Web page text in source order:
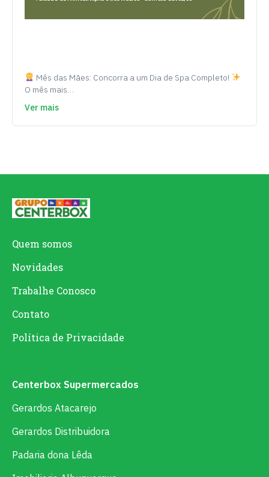
Mês das Mães: Concorra a um Dia de Spa Completo!
O mês mais…
Ver mais
Quem somos
Novidades
Trabalhe Conosco
Contato
Política de Privacidade
Centerbox Supermercados
Gerardos Atacarejo
Gerardos Distribuidora
Padaria dona Lêda